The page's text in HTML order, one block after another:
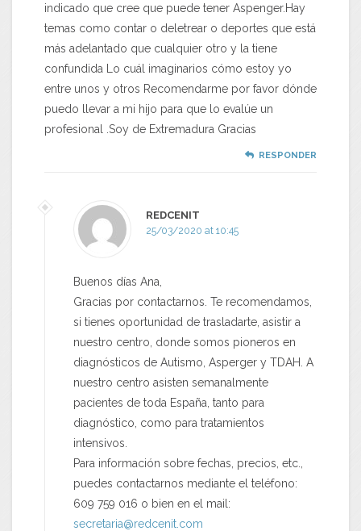
indicado que cree que puede tener Aspenger.Hay
temas como contar o deletrear o deportes que está
más adelantado que cualquier otro y la tiene
confundida Lo cuál imaginarios cómo estoy yo
entre unos y otros Recomendarme por favor dónde
puedo llevar a mi hijo para que lo evalúe un
profesional .Soy de Extremadura Gracias
RESPONDER
REDCENIT
25/03/2020 at 10:45
Buenos días Ana,
Gracias por contactarnos. Te recomendamos,
si tienes oportunidad de trasladarte, asistir a
nuestro centro, donde somos pioneros en
diagnósticos de Autismo, Asperger y TDAH. A
nuestro centro asisten semanalmente
pacientes de toda España, tanto para
diagnóstico, como para tratamientos
intensivos.
Para información sobre fechas, precios, etc.,
puedes contactarnos mediante el teléfono:
609 759 016 o bien en el mail:
secretaria@redcenit.com